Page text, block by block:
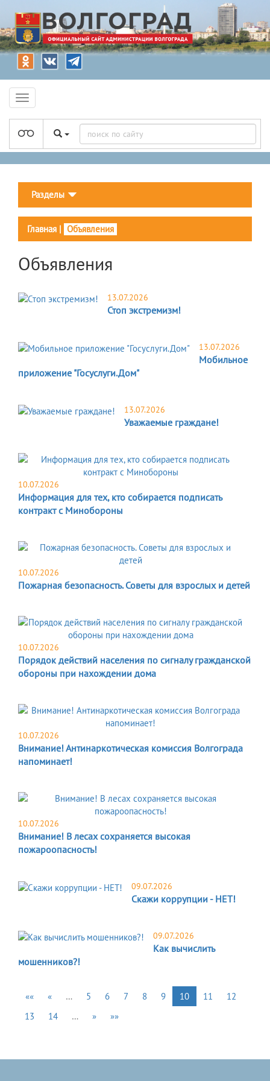
Разделы
Главная | Объявления
Объявления
13.07.2026
Стоп экстремизм!
13.07.2026
Мобильное
приложение "Госуслуги.Дом"
13.07.2026
Уважаемые граждане!
10.07.2026
Информация для тех, кто собирается подписать
контракт с Минобороны
10.07.2026
Пожарная безопасность. Советы для взрослых и детей
10.07.2026
Порядок действий населения по сигналу гражданской
обороны при нахождении дома
10.07.2026
Внимание! Антинаркотическая комиссия Волгограда
напоминает!
10.07.2026
Внимание! В лесах сохраняется высокая
пожароопасность!
09.07.2026
Скажи коррупции - НЕТ!
09.07.2026
Как вычислить
мошенников?!
«« « … 5 6 7 8 9 10 11
12
13
14 … » »»